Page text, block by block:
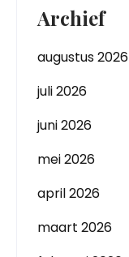
Archief
augustus 2026
juli 2026
juni 2026
mei 2026
april 2026
maart 2026